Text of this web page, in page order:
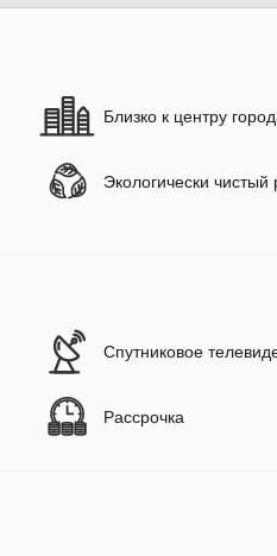
Близко к центру
Экологически чистый
Спутниковое
Рассрочка